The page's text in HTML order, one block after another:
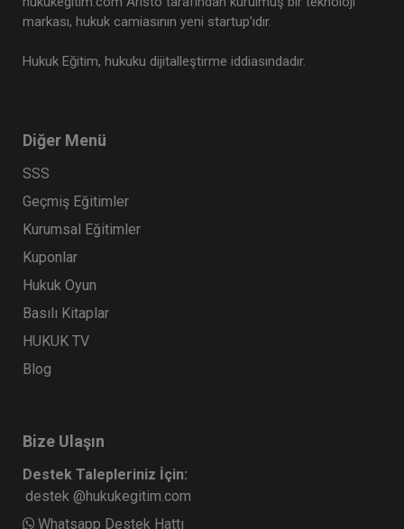
markası, hukuk camiasının yeni startup’ıdır.
Hukuk Eğitim, hukuku dijitalleştirme iddiasındadır.
Diğer Menü
SSS
Geçmiş Eğitimler
Kurumsal Eğitimler
Kuponlar
Hukuk Oyun
Basılı Kitaplar
HUKUK TV
Blog
Bize Ulaşın
Destek Talepleriniz İçin:
destek @hukukegitim.com
Whatsapp Destek Hattı